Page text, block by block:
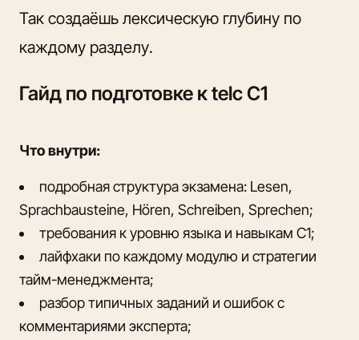
Так создаёшь лексическую глубину по
каждому разделу.
Гайд по подготовке к telc C1
Что внутри:
подробная структура экзамена: Lesen,
Sprachbausteine, Hören, Schreiben, Sprechen;
требования к уровню языка и навыкам С1;
лайфхаки по каждому модулю и стратегии
тайм-менеджмента;
разбор типичных заданий и ошибок с
комментариями эксперта;